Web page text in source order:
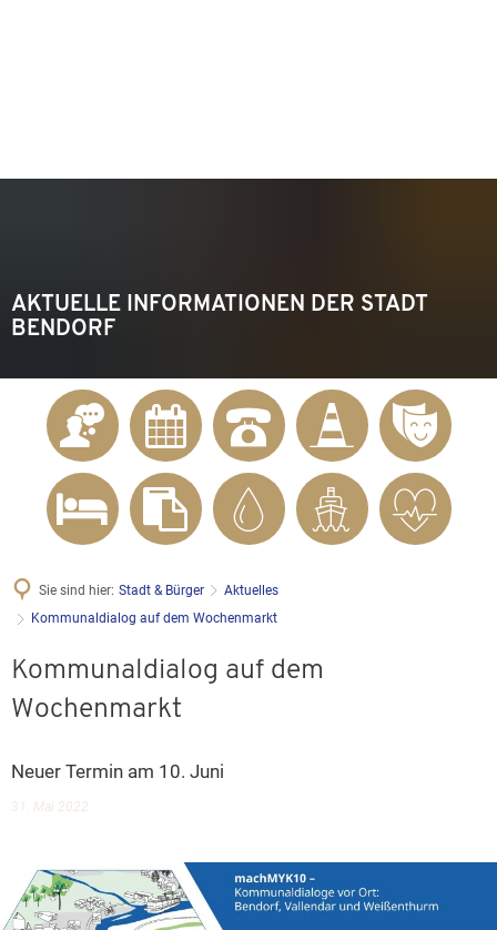
AKTUELLE INFORMATIONEN DER STADT
BENDORF
Sie sind hier: Stadt & Bürger
Aktuelles
Kommunaldialog auf dem Wochenmarkt
Kommunaldialog auf dem
Wochenmarkt
Neuer Termin am 10. Juni
31. Mai 2022